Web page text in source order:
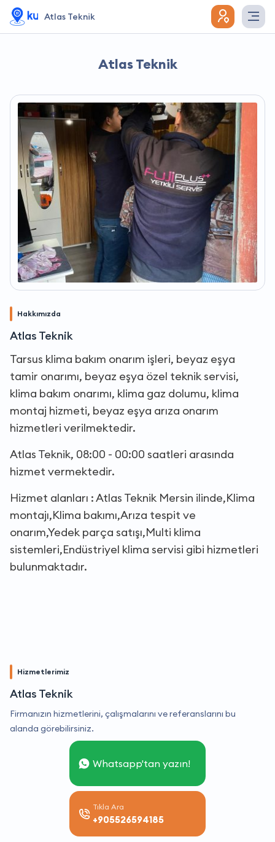
Atlas Teknik
Atlas Teknik
Hakkımızda
Atlas Teknik
Tarsus klima bakım onarım işleri, beyaz eşya
tamir onarımı, beyaz eşya özel teknik servisi,
klima bakım onarımı, klima gaz dolumu, klima
montaj hizmeti, beyaz eşya arıza onarım
hizmetleri verilmektedir.
Atlas Teknik, 08:00 - 00:00 saatleri arasında
hizmet vermektedir.
Hizmet alanları : Atlas Teknik Mersin ilinde,Klima
montajı,Klima bakımı,Arıza tespit ve
onarım,Yedek parça satışı,Multi klima
sistemleri,Endüstriyel klima servisi gibi hizmetleri
bulunmaktadır.
Hizmetlerimiz
Atlas Teknik
Firmanızın hizmetlerini, çalışmalarını ve referanslarını bu
alanda görebilirsiniz.
Whatsapp'tan yazın!
Tıkla Ara
+905526594185